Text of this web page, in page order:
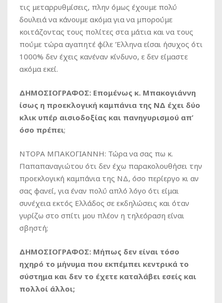
τις μεταρρυθμίσεις, πλην όμως έχουμε πολύ
δουλειά να κάνουμε ακόμα για να μπορούμε
κοιτάζοντας τους πολίτες στα μάτια και να τους
πούμε τώρα αγαπητέ φίλε Έλληνα είσαι ήσυχος ότι
1000% δεν έχεις κανέναν κίνδυνο, ε δεν είμαστε
ακόμα εκεί.
ΔΗΜΟΣΙΟΓΡΑΦΟΣ: Επομένως κ. Μπακογιάννη
ίσως η προεκλογική καμπάνια της ΝΔ έχει δύο
κλικ υπέρ αισιοδοξίας και πανηγυρισμού απ’
όσο πρέπει;
ΝΤΟΡΑ ΜΠΑΚΟΓΙΑΝΝΗ: Τώρα να σας πω κ.
Παπαπαναγιώτου ότι δεν έχω παρακολουθήσει την
προεκλογική καμπάνια της ΝΔ, όσο περίεργο κι αν
σας φανεί, για έναν πολύ απλό λόγο ότι είμαι
συνέχεια εκτός Ελλάδος σε εκδηλώσεις και όταν
γυρίζω στο σπίτι μου πλέον η τηλεόραση είναι
σβηστή;
ΔΗΜΟΣΙΟΓΡΑΦΟΣ: Μήπως δεν είναι τόσο
ηχηρό το μήνυμα που εκπέμπει κεντρικά το
σύστημα και δεν το έχετε καταλάβει εσείς και
πολλοί άλλοι;